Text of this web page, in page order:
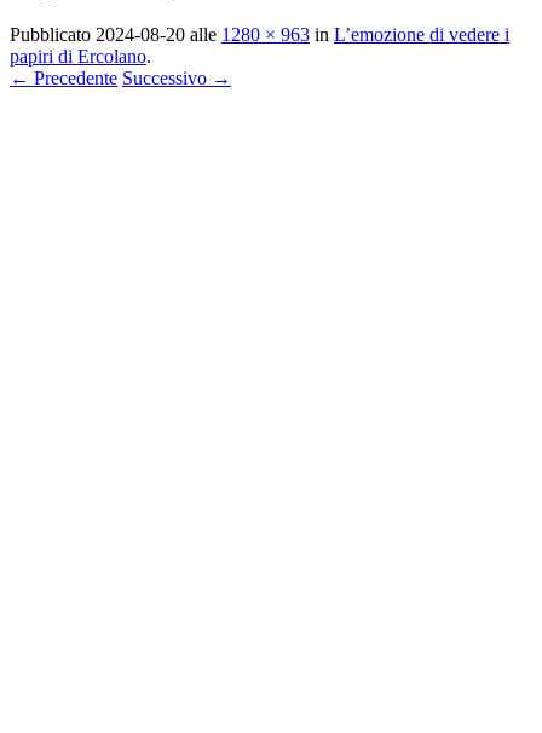
Pubblicato 2024-08-20 alle 1280 × 963 in L’emozione di vedere i
papiri di Ercolano.
← Precedente Successivo →